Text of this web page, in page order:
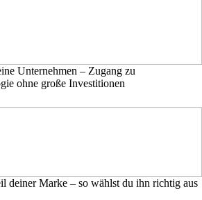
Unternehmen – Zugang zu
ohne große Investitionen
deiner Marke – so wählst du ihn richtig aus